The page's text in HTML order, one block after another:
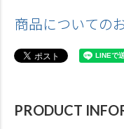
商品についての
PRODUCT